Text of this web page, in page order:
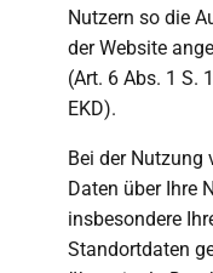
Nutzern so die
der Website
(Art. 6 Abs. 1 S.
EKD).
Bei der Nutzung
Daten über Ihre
insbesondere
Standortdaten